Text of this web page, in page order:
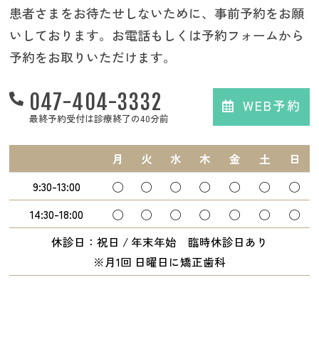
患者さまをお待たせしないために、事前予約をお願
いしております。お電話もしくは予約フォームから
予約をお取りいただけます。
047-404-3332
最終予約受付は診療終了の40分前
WEB予約
月 火 水 木 金 土
日
9:30-13:00
◯ ◯ ◯ ◯ ◯ ◯
◯
14:30-18:00
◯ ◯ ◯ ◯ ◯ ◯
◯
休診日：祝日 / 年末年始 臨時休診日あり
※月1回 日曜日に矯正歯科